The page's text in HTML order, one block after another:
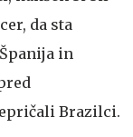
da sta
in
Brazilci.